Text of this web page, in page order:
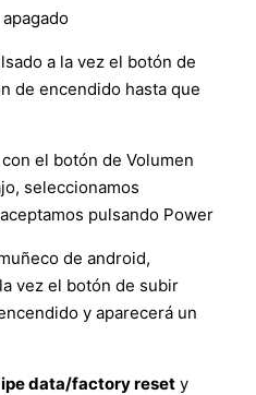
a la vez el botón de
de encendido hasta que
el botón de Volumen
seleccionamos
pulsando Power
de android,
vez el botón de subir
y aparecerá un
data/factory reset y